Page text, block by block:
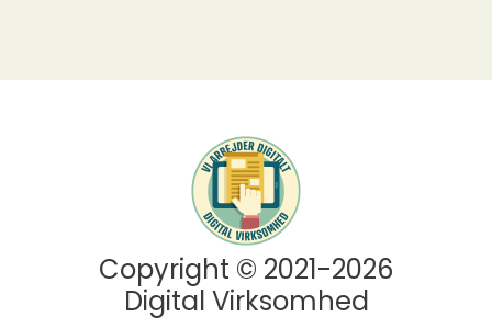
Copyright © 2021-2026
Digital Virksomhed